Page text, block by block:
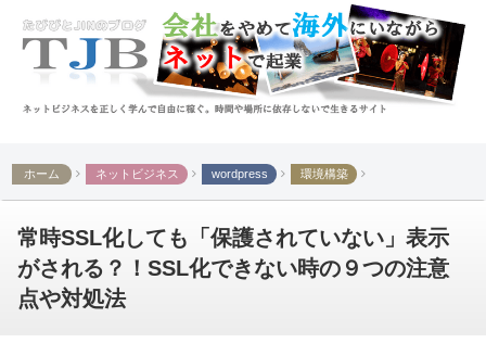
ホーム ネットビジネス wordpress 環境構築
常時SSL化しても「保護されていない」表示
がされる？！SSL化できない時の９つの注意
点や対処法